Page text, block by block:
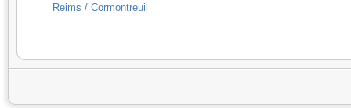
Reims / Cormontreuil